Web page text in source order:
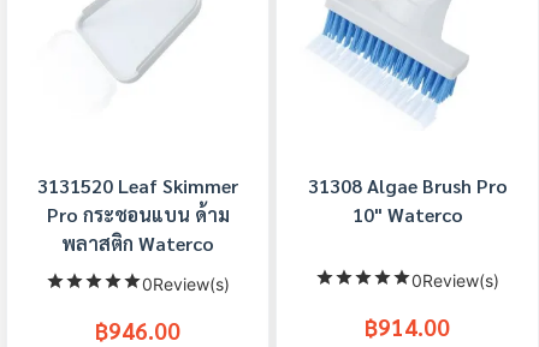
3131520 Leaf Skimmer
Pro กระชอนแบน ด้าม
พลาสติก Waterco
0Review(s)
฿946.00
31308 Algae Brush Pro
10" Waterco
0Review(s)
฿914.00